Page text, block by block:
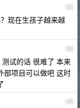
87
现在生孩子越来越
88
试的话 很难了 本来
部项目可以做吧 这时
89